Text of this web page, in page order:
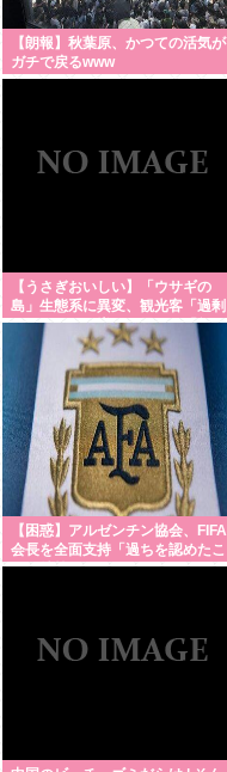
【朗報】秋葉原、かつての活気が
ガチで戻るwww
【うさぎおいしい】「ウサギの
島」生態系に異変、観光客「過剰
な餌やり」で増えた思わぬ「敵」
…ウサギ襲い口でくわえる姿も
大久野島
【困惑】アルゼンチン協会、FIFA
会長を全面支持「過ちを認めたこ
とは特筆すべき」